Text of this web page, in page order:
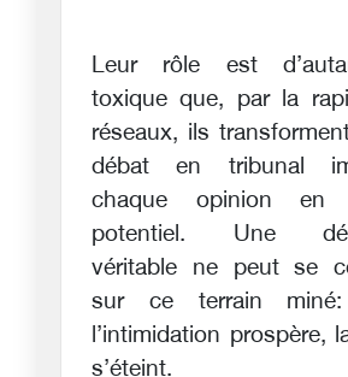
Leur rôle est
toxique que, par la
réseaux, ils
débat en tribunal
chaque opinion en
potentiel. Une
véritable ne peut se
sur ce terrain
l’intimidation prospère,
s’éteint.